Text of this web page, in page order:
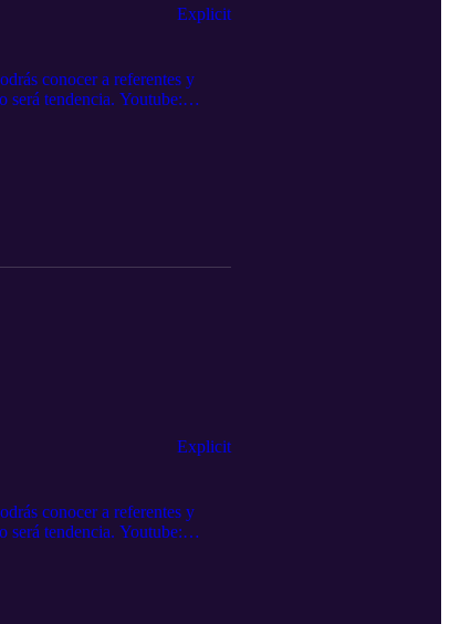
Explicit
conocer a referentes y
será tendencia. Youtube:
by podbox.com y
Explicit
conocer a referentes y
será tendencia. Youtube:
by podbox.com y